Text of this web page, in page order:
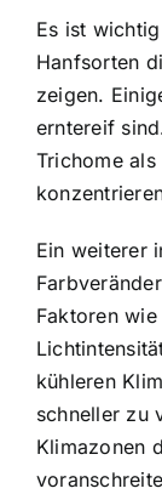
Es ist
Hanfsorten
zeigen.
erntereif
Trichome
Ein weiterer
Faktoren
kühleren
schneller zu
Klimazonen